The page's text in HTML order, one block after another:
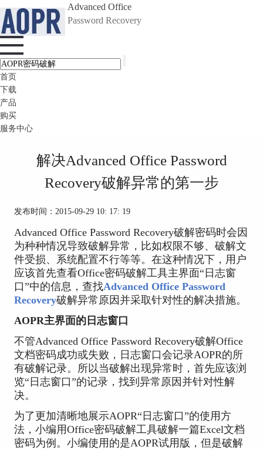
Advanced Office
Password Recovery
首页
下载
产品
购买
服务中心
解决Advanced Office Password
Recovery破解异常的第一步
发布时间：2015-09-29 10: 17: 19
Advanced Office Password Recovery破解密码时会因
为种种情况导致破解异常，比如权限不够、破解文
件受损、系统配置不行等等。在这种情况下，用户
应该首先查看Office密码破解工具主界面“日志窗
口”中的信息，查找Advanced Office Password
Recovery破解异常原因并采取针对性的解决措施。
AOPR主界面的日志窗口
不管Advanced Office Password Recovery破解Office
文档密码成功或失败，日志窗口会记录AOPR的所
有破解记录。所以当破解出现异常时，首先应该浏
览“日志窗口”的记录，找到异常原因并针对性解
决。
为了更加清晰地展示AOPR“日志窗口”的使用方
法，小编用Office密码破解工具破解一篇Excel文档
密码为例。小编使用的是AOPR试用版，但是破解